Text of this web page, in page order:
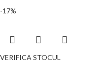
-17%
VERIFICA STOCUL